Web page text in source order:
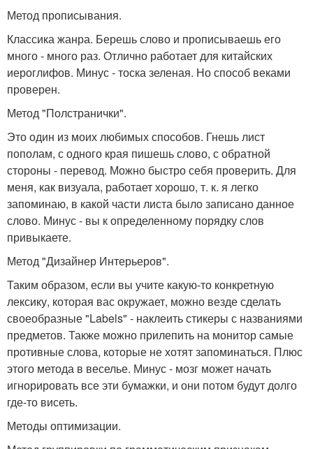
Метод прописывания.
Классика жанра. Берешь слово и прописываешь его
много - много раз. Отлично работает для китайских
иероглифов. Минус - тоска зеленая. Но способ веками
проверен.
Метод "Полстранички".
Это один из моих любимых способов. Гнешь лист
пополам, с одного края пишешь слово, с обратной
стороны - перевод. Можно быстро себя проверить. Для
меня, как визуала, работает хорошо, т. к. я легко
запоминаю, в какой части листа было записано данное
слово. Минус - вы к определенному порядку слов
привыкаете.
Метод "Дизайнер Интерьеров".
Таким образом, если вы учите какую-то конкретную
лексику, которая вас окружает, можно везде сделать
своеобразные "Labels" - наклеить стикеры с названиями
предметов. Также можно прилепить на монитор самые
противные слова, которые не хотят запоминаться. Плюс
этого метода в веселье. Минус - мозг может начать
игнорировать все эти бумажки, и они потом будут долго
где-то висеть.
Методы оптимизации.